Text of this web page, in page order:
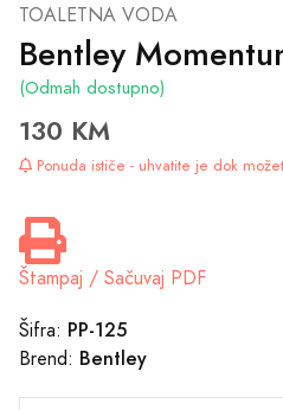
TOALETNA VODA
Bentley
(Odmah dostupno)
130 KM
Ponuda ističe - uhvatite je dok
Štampaj / Sačuvaj PDF
Šifra: PP-125
Brend: Bentley